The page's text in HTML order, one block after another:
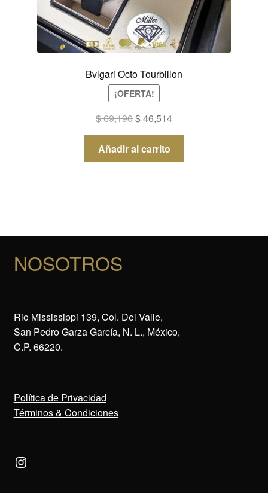
Bvlgari Octo Tourbillon
¡OFERTA!
$69,190El
precio
original
era:
$46,514El
precio
es:
Añadir al carrito
NOSOTROS
Rio Mississippi 139, Col. Del Valle,
San Pedro Garza García, N. L., México,
C.P. 66220.
Política de Privacidad
Términos & Condiciones
Instagram